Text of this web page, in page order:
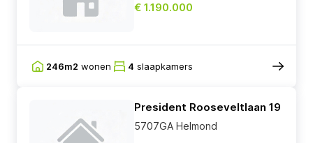
€ 1.190.000
246m2 wonen 4 slaapkamers
President Rooseveltlaan 19
5707GA Helmond